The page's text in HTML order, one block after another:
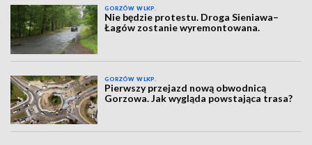
GORZÓW WLKP.
Nie będzie protestu. Droga Sieniawa–
Łagów zostanie wyremontowana.
GORZÓW WLKP.
Pierwszy przejazd nową obwodnicą
Gorzowa. Jak wygląda powstająca trasa?